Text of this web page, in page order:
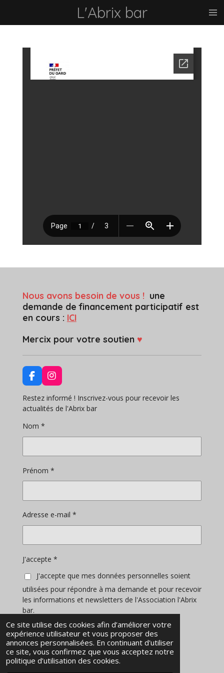
Ce site utilise des cookies afin d’améliorer votre
expérience utilisateur et vous proposer des
annonces personnalisées. En continuant d'utiliser
ce site, vous confirmez que vous acceptez notre
politique d’utilisation des cookies.
L'Abrix bar
Nous avons besoin de vous ! une
demande de financement participatif est
en cours : ICI
Mercix pour votre soutien ♥
F
a
c
e
o
I
n
s
t
Restez informé ! Inscrivez-vous pour recevoir les
actualités de l'Abrix bar
Nom *
Prénom *
Adresse e-mail *
J'accepte *
J'accepte que mes données personnelles soient
utilisées pour répondre à ma demande et pour recevoir
les informations et newsletters de l'Association l'Abrix
bar.
Envoyer le formulaire
© 2023 - 2026 Abrixbar.com